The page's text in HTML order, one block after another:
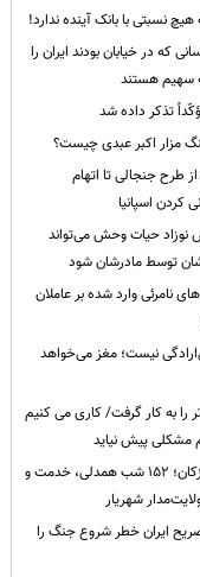
نسبتی با بانک آینده ندارد!
که در خیابان بودند ایران را
سهیم هستند
تذکر داده شد
مزار اکبر عبدی چیست؟
از طرح جنجالی تا اتهام
کردن اسپانیا
نوزاد حیات وحش می‌تواند
توسط مادرشان شود
نامرئی وارد شده بر عاملان
نیست؛ مغز می‌خواهد
را به کار گرفت/ کاری می کنیم
پیش نیاید
موکب شهدای رزکان؛ ۱۵۲ شب همدلی، خدمت و
شهریار
ایران خطر شروع جنگ را